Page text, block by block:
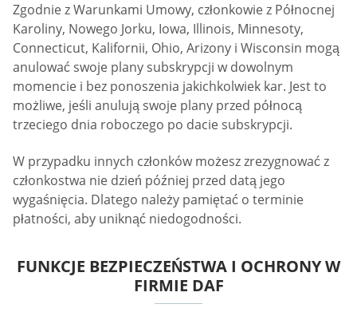
Zgodnie z Warunkami Umowy, członkowie z Północnej
Karoliny, Nowego Jorku, Iowa, Illinois, Minnesoty,
Connecticut, Kalifornii, Ohio, Arizony i Wisconsin mogą
anulować swoje plany subskrypcji w dowolnym
momencie i bez ponoszenia jakichkolwiek kar. Jest to
możliwe, jeśli anulują swoje plany przed północą
trzeciego dnia roboczego po dacie subskrypcji.
W przypadku innych członków możesz zrezygnować z
członkostwa nie dzień później przed datą jego
wygaśnięcia. Dlatego należy pamiętać o terminie
płatności, aby uniknąć niedogodności.
FUNKCJE BEZPIECZEŃSTWA I OCHRONY W
FIRMIE DAF